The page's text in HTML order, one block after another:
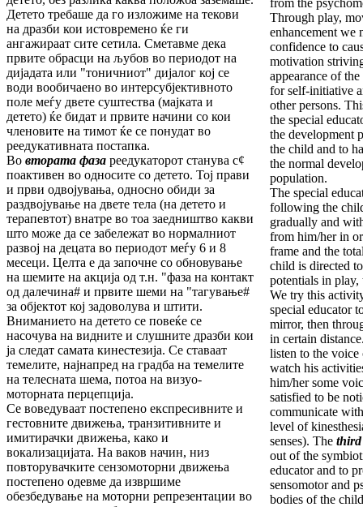
Детето требаше да го изложиме на текови
на дразби кои истовремено ќе ги
ангажираат сите сетила. Сметавме дека
првите обрасци на љубов во периодот на
дијадата или "тоничниот" дијалог кој се
води вообичаено во интерсубјективното
поле меѓу двете суштества (мајката и
детето) ќе бидат и првите начини со кои
членовите на тимот ќе се понудат во
реедукативната постапка.
Во втората фаза реедукаторот станува с¢
поактивен во односите со детето. Тој прави
и први одвојувања, односно обиди за
раздвојување на двете тела (на детето и
терапевтот) внатре во тоа заедништво какви
што може да се забележат во нормалниот
развој на децата во периодот меѓу 6 и 8
месеци. Целта е да започне со обновување
на шемите на акција од т.н. "фаза на контакт
од далечина# и првите шеми на "тагување#
за објектот кој задоволува и штити.
Вниманието на детето сe повеќе се
насочува на видните и слушните дразби кои
ја следат самата кинестезија. Се ставаат
темелите, најнапред на градба на темелите
на телесната шема, потоа на визуо-
моторната перцепција.
Се воведуваат постепено експресивните и
гестовните движења, транзитивните и
имитирачки движења, како и
вокализацијата. На ваков начин, низ
повторувачките сензомоторни движења
постепено одевме да извршиме
обезбедување на моторни репрезентации во
from the
Through play,
enhancement we
confidence to
motivation
appearance of
for self-initiative
other persons.
the special
the development
the child and to
the normal
population.
The special
following the
gradually and
from him/her in
frame and the
child is directed
potentials in play,
We try this
special educator
mirror, then
in certain
listen to the voice
watch his
him/her some
satisfied to be
communicate
level of
senses). The third
out of the
educator and to
sensomotor and
bodies of the